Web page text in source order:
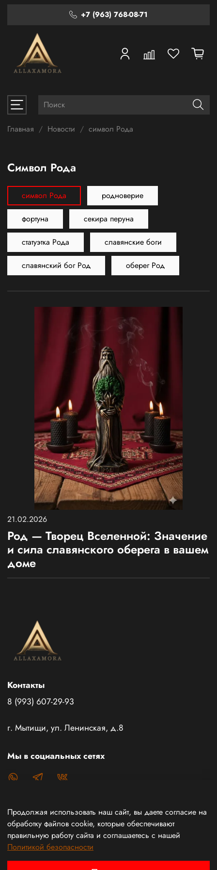
+7 (963) 768-08-71
Главная Новости символ Рода
символ Рода
символ Рода родноверие
фортуна секира перуна
статуэтка Рода славянские боги
славянский бог Род оберег Род
21.02.2026
Род — Творец Вселенной: Значение
и сила славянского оберега в вашем
доме
Каталог товаров
Информация
Контакты
8 (993) 607-29-93
г. Мытищи, ул. Ленинская, д.8
Мы в социальных сетях
Продолжая использовать наш сайт, вы даете согласие на
обработку файлов cookie, которые обеспечивают
правильную работу сайта и соглашаетесь с нашей
Политикой безопасности